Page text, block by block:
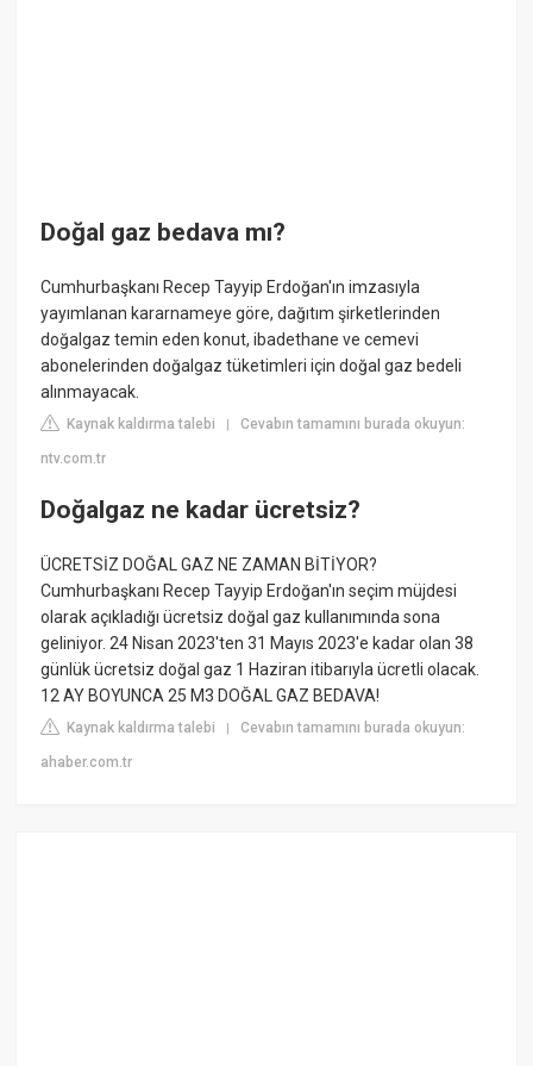
Doğal gaz bedava mı?
Cumhurbaşkanı Recep Tayyip Erdoğan'ın imzasıyla
yayımlanan kararnameye göre, dağıtım şirketlerinden
doğalgaz temin eden konut, ibadethane ve cemevi
abonelerinden doğalgaz tüketimleri için doğal gaz bedeli
alınmayacak.
Kaynak kaldırma talebi |Cevabın tamamını burada okuyun:
ntv.com.tr
Doğalgaz ne kadar ücretsiz?
ÜCRETSİZ DOĞAL GAZ NE ZAMAN BİTİYOR?
Cumhurbaşkanı Recep Tayyip Erdoğan'ın seçim müjdesi
olarak açıkladığı ücretsiz doğal gaz kullanımında sona
geliniyor. 24 Nisan 2023'ten 31 Mayıs 2023'e kadar olan 38
günlük ücretsiz doğal gaz 1 Haziran itibarıyla ücretli olacak.
12 AY BOYUNCA 25 M3 DOĞAL GAZ BEDAVA!
Kaynak kaldırma talebi |Cevabın tamamını burada okuyun:
ahaber.com.tr